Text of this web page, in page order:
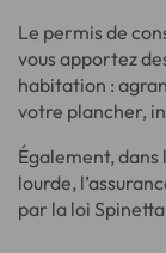
Le permis de
vous apportez
habitation :
votre plancher,
Également, dans
lourde,
par la loi